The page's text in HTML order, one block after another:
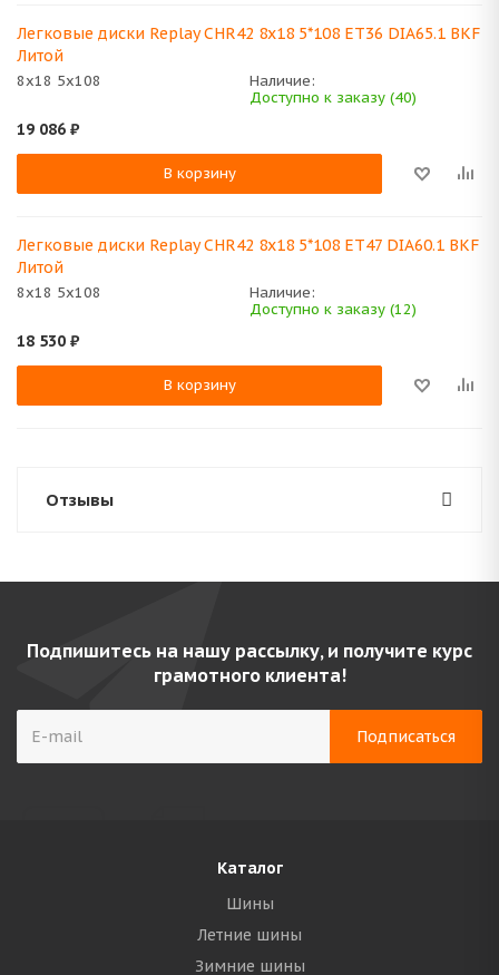
Легковые диски Replay CHR42 8x18 5*108 ET36 DIA65.1 BKF
Литой
8x18 5x108
Наличие:
Доступно к заказу (40)
19 086 ₽
В корзину
Легковые диски Replay CHR42 8x18 5*108 ET47 DIA60.1 BKF
Литой
8x18 5x108
Наличие:
Доступно к заказу (12)
18 530 ₽
В корзину
Отзывы
Подпишитесь на нашу рассылку, и получите курс
грамотного клиента!
Каталог
Шины
Летние шины
Зимние шины